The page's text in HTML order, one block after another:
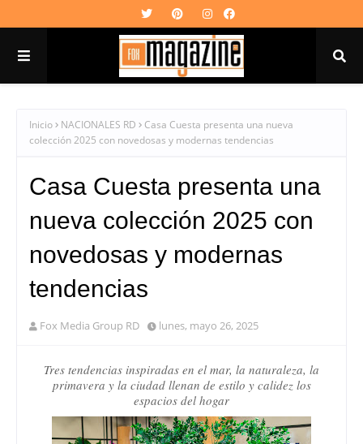
Inicio NACIONALES RD
Casa Cuesta presenta una nueva
colección 2025 con novedosas y modernas tendencias
Casa Cuesta presenta una
nueva colección 2025 con
novedosas y modernas
tendencias
Fox Media Group RD lunes, mayo 26, 2025
Tres tendencias inspiradas en el mar, la naturaleza, la
primavera y la ciudad llenan de estilo y calidez los
espacios del hogar